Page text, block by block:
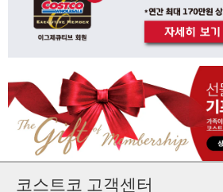
코스트코 고객센터